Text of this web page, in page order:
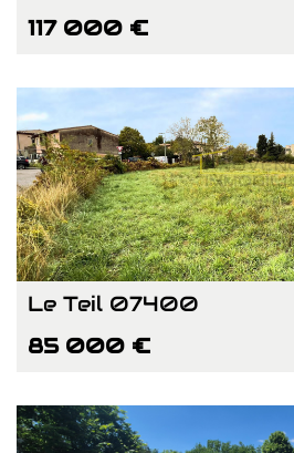
117 000 €
Le Teil 07400
85 000 €